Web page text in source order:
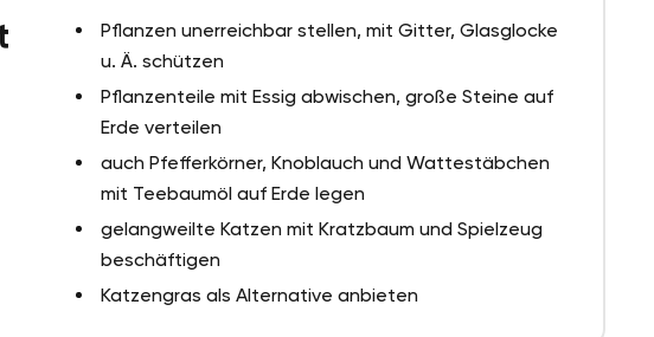
Pflanzen unerreichbar stellen, mit Gitter, Glasglocke
u. Ä. schützen
Pflanzenteile mit Essig abwischen, große Steine auf
Erde verteilen
auch Pfefferkörner, Knoblauch und Wattestäbchen
mit Teebaumöl auf Erde legen
gelangweilte Katzen mit Kratzbaum und Spielzeug
beschäftigen
Katzengras als Alternative anbieten